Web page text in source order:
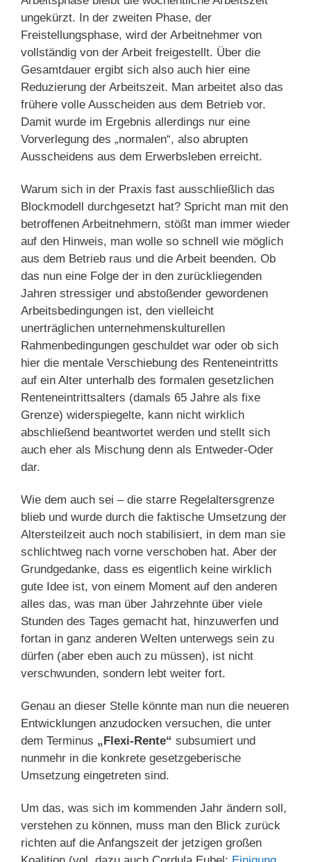
ungekürzt. In der zweiten Phase, der
Freistellungsphase, wird der Arbeitnehmer von
vollständig von der Arbeit freigestellt. Über die
Gesamtdauer ergibt sich also auch hier eine
Reduzierung der Arbeitszeit. Man arbeitet also das
frühere volle Ausscheiden aus dem Betrieb vor.
Damit wurde im Ergebnis allerdings nur eine
Vorverlegung des „normalen“, also abrupten
Ausscheidens aus dem Erwerbsleben erreicht.
Warum sich in der Praxis fast ausschließlich das
Blockmodell durchgesetzt hat? Spricht man mit den
betroffenen Arbeitnehmern, stößt man immer wieder
auf den Hinweis, man wolle so schnell wie möglich
aus dem Betrieb raus und die Arbeit beenden. Ob
das nun eine Folge der in den zurückliegenden
Jahren stressiger und abstoßender gewordenen
Arbeitsbedingungen ist, den vielleicht
unerträglichen unternehmenskulturellen
Rahmenbedingungen geschuldet war oder ob sich
hier die mentale Verschiebung des Renteneintritts
auf ein Alter unterhalb des formalen gesetzlichen
Renteneintrittsalters (damals 65 Jahre als fixe
Grenze) widerspiegelte, kann nicht wirklich
abschließend beantwortet werden und stellt sich
auch eher als Mischung denn als Entweder-Oder
dar.
Wie dem auch sei – die starre Regelaltersgrenze
blieb und wurde durch die faktische Umsetzung der
Altersteilzeit auch noch stabilisiert, in dem man sie
schlichtweg nach vorne verschoben hat. Aber der
Grundgedanke, dass es eigentlich keine wirklich
gute Idee ist, von einem Moment auf den anderen
alles das, was man über Jahrzehnte über viele
Stunden des Tages gemacht hat, hinzuwerfen und
fortan in ganz anderen Welten unterwegs sein zu
dürfen (aber eben auch zu müssen), ist nicht
verschwunden, sondern lebt weiter fort.
Genau an dieser Stelle könnte man nun die neueren
Entwicklungen anzudocken versuchen, die unter
dem Terminus „Flexi-Rente“ subsumiert und
nunmehr in die konkrete gesetzgeberische
Umsetzung eingetreten sind.
Um das, was sich im kommenden Jahr ändern soll,
verstehen zu können, muss man den Blick zurück
richten auf die Anfangszeit der jetzigen großen